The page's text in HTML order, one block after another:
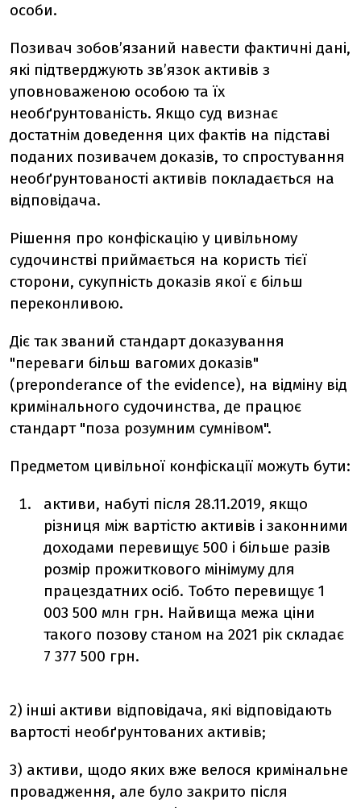
особи.
Позивач зобов’язаний навести фактичні дані,
які підтверджують зв’язок активів з
уповноваженою особою та їх
необґрунтованість. Якщо суд визнає
достатнім доведення цих фактів на підставі
поданих позивачем доказів, то спростування
необґрунтованості активів покладається на
відповідача.
Рішення про конфіскацію у цивільному
судочинстві приймається на користь тієї
сторони, сукупність доказів якої є більш
переконливою.
Діє так званий стандарт доказування
"переваги більш вагомих доказів"
(preponderance of the evidence), на відміну від
кримінального судочинства, де працює
стандарт "поза розумним сумнівом".
Предметом цивільної конфіскації можуть бути:
активи, набуті після 28.11.2019, якщо
різниця між вартістю активів і законними
доходами перевищує 500 і більше разів
розмір прожиткового мінімуму для
працездатних осіб. Тобто перевищує 1
003 500 млн грн. Найвища межа ціни
такого позову станом на 2021 рік складає
7 377 500 грн.
2) інші активи відповідача, які відповідають
вартості необґрунтованих активів;
3) активи, щодо яких вже велося кримінальне
провадження, але було закрито після